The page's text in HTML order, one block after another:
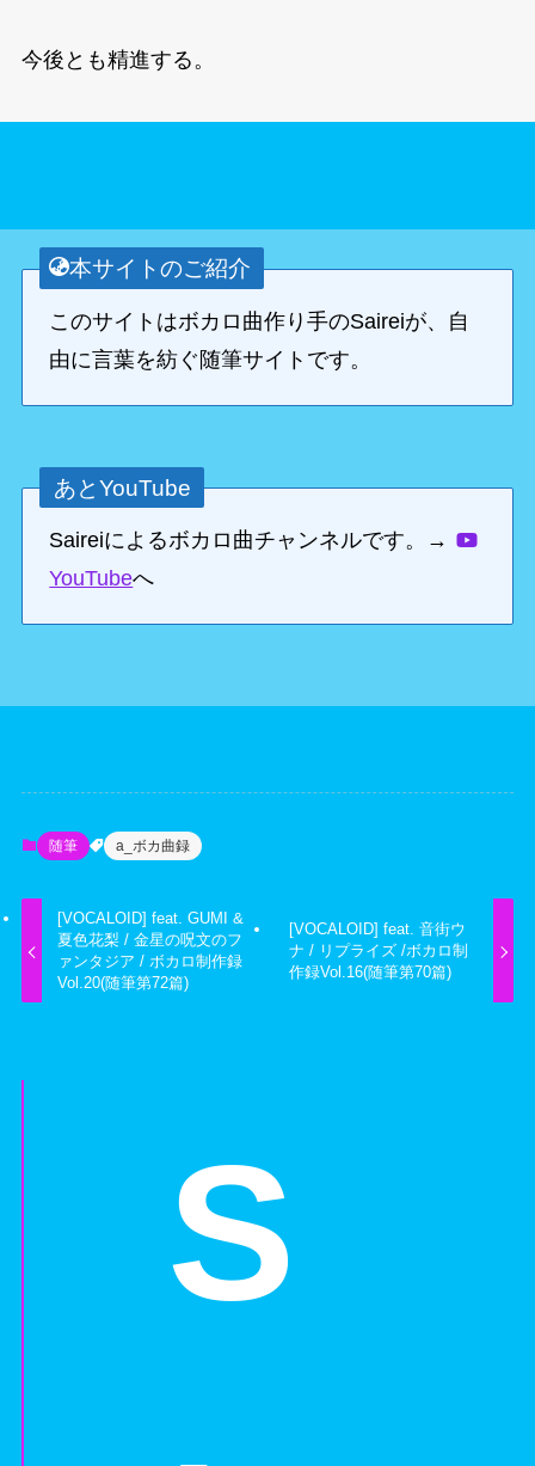
今後とも精進する。
本サイトのご紹介
このサイトはボカロ曲作り手のSaireiが、自
由に言葉を紡ぐ随筆サイトです。
あとYouTube
Saireiによるボカロ曲チャンネルです。→
YouTubeへ
随筆 a_ボカ曲録
[VOCALOID] feat. GUMI &
夏色花梨 / 金星の呪文のフ
ァンタジア / ボカロ制作録
Vol.20(随筆第72篇)
[VOCALOID] feat. 音街ウ
ナ / リプライズ /ボカロ制
作録Vol.16(随筆第70篇)
S